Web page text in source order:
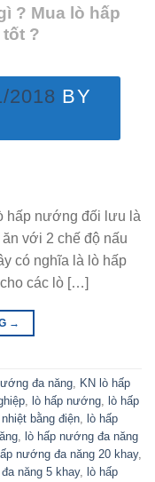
? Mua lò hấp
?
2018 BY
hấp nướng đối lưu là
với 2 chế độ nấu
có nghĩa là lò hấp
các lò […]
→
đa năng, KN lò hấp
, lò hấp nướng, lò hấp
bằng điện, lò hấp
, lò hấp nướng đa năng
nướng đa năng 20 khay,
năng 5 khay, lò hấp